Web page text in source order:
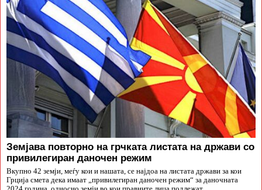
Земјава повторно на грчката листата на држави со
привилегиран даночен режим
Вкупно 42 земји, меѓу кои и нашата, се најдоа на листата држави за кои
Грција смета дека имаат „привилегиран даночен режим“ за даночната